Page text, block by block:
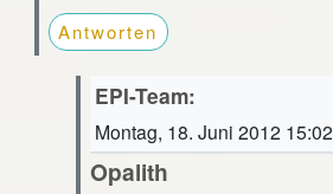
Antworten
EPI-Team:
Montag, 18. Juni 2012 15:02
Opalith